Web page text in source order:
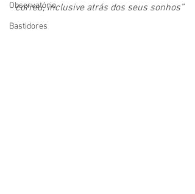
Observatório
Bastidores
correu, inclusive atrás dos seus sonhos”